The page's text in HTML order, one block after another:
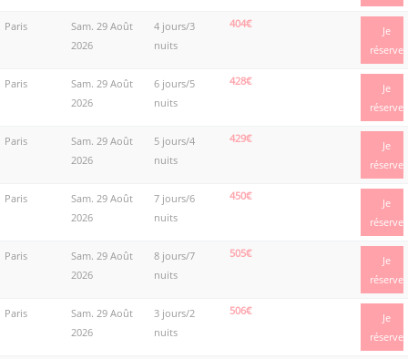
Paris
Sam. 29 Août
2026
4 jours/3
nuits
404€
Je
réserve
Paris
Sam. 29 Août
2026
6 jours/5
nuits
428€
Je
réserve
Paris
Sam. 29 Août
2026
5 jours/4
nuits
429€
Je
réserve
Paris
Sam. 29 Août
2026
7 jours/6
nuits
450€
Je
réserve
Paris
Sam. 29 Août
2026
8 jours/7
nuits
505€
Je
réserve
Paris
Sam. 29 Août
2026
3 jours/2
nuits
506€
Je
réserve